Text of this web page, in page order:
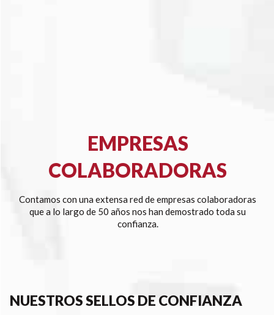
EMPRESAS
COLABORADORAS
Contamos con una extensa red de empresas colaboradoras
que a lo largo de 50 años nos han demostrado toda su
confianza.
NUESTROS SELLOS DE CONFIANZA